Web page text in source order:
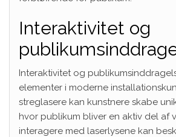
Interaktivitet og
Interaktivitet og
elementer i moderne
streglasere kan kunstnere skabe
hvor publikum bliver en aktiv del af
interagere med laserlysene kan